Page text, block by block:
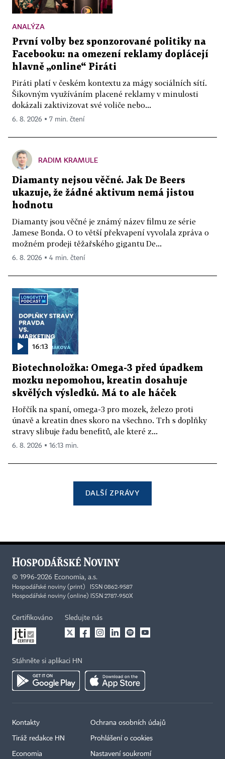
ANALÝZA
První volby bez sponzorované politiky na
Facebooku: na omezení reklamy doplácejí
hlavně „online“ Piráti
Piráti platí v českém kontextu za mágy sociálních sítí.
Šikovným využíváním placené reklamy v minulosti
dokázali zaktivizovat své voliče nebo...
6. 8. 2026 ▪ 7 min. čtení
RADIM KRAMULE
Diamanty nejsou věčné. Jak De Beers
ukazuje, že žádné aktivum nemá jistou
hodnotu
Diamanty jsou věčné je známý název filmu ze série
Jamese Bonda. O to větší překvapení vyvolala zpráva o
možném prodeji těžařského gigantu De...
6. 8. 2026 ▪ 4 min. čtení
16:13
Biotechnoložka: Omega-3 před úpadkem
mozku nepomohou, kreatin dosahuje
skvělých výsledků. Má to ale háček
Hořčík na spaní, omega-3 pro mozek, železo proti
únavě a kreatin dnes skoro na všechno. Trh s doplňky
stravy slibuje řadu benefitů, ale které z...
6. 8. 2026 ▪ 16:13 min.
DALŠÍ ZPRÁVY
© 1996-2026 Economia, a.s.
Hospodářské noviny (print) ISSN 0862-9587
Hospodářské noviny (online) ISSN 2787-950X
Certifikováno Sledujte nás
Stáhněte si aplikaci HN
Kontakty
Tiráž redakce HN
Economia
Ochrana osobních údajů
Prohlášení o cookies
Nastavení soukromí